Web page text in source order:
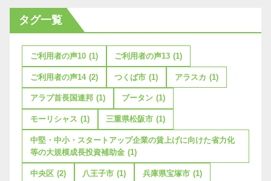
タグ一覧
ご利用者の声10 (1) ご利用者の声13 (1)
ご利用者の声14 (2) つくば市 (1) アラスカ (1)
アラブ首長国連邦 (1) ブータン (1)
モーリシャス (1) 三重県松阪市 (1)
中堅・中小・スタートアップ企業の賃上げに向けた省力化
等の大規模成長投資補助金 (1)
中央区 (2) 八王子市 (1) 兵庫県宝塚市 (1)